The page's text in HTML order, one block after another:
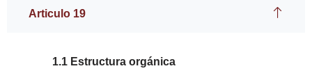
Articulo 19
1.1 Estructura orgánica